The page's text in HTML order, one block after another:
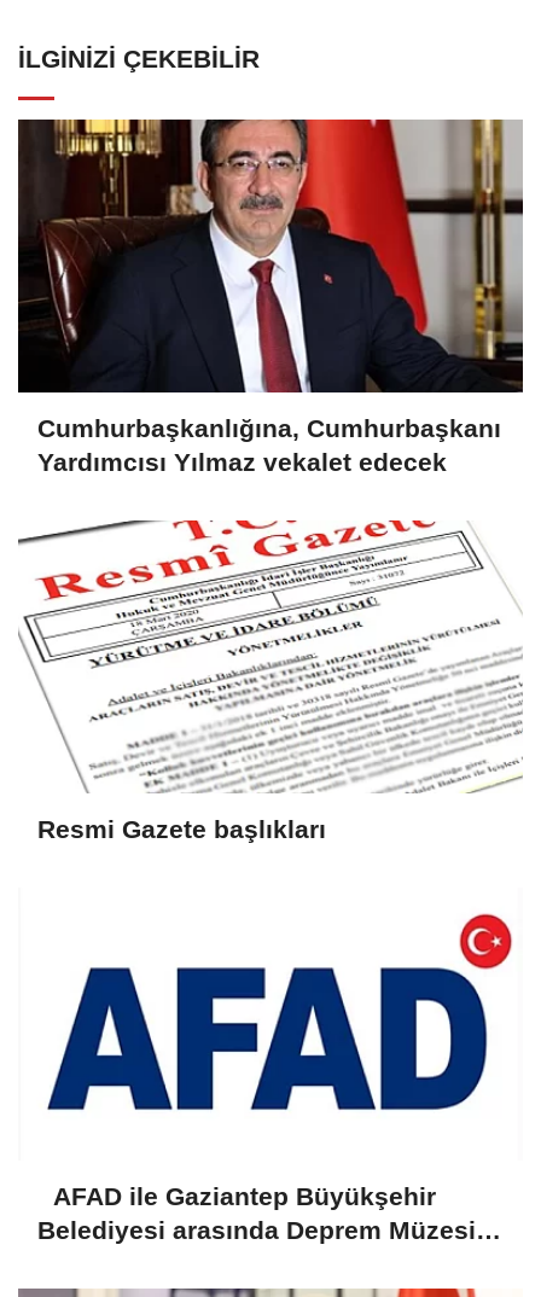
İLGINIZI ÇEKEBILIR
Cumhurbaşkanlığına, Cumhurbaşkanı
Yardımcısı Yılmaz vekalet edecek
Resmi Gazete başlıkları
AFAD ile Gaziantep Büyükşehir
Belediyesi arasında Deprem Müzesi